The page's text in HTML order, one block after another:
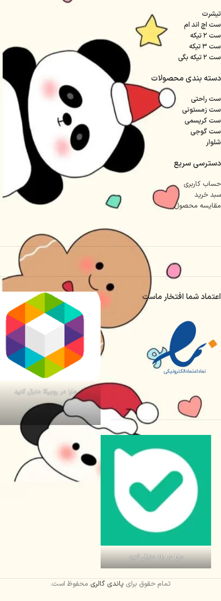
تیشرت
ست اچ اند ام
ست ۲ تیکه
ست ۳ تیکه
ست ۲ تیکه بگی
دسته بندی محصولات
ست راحتی
ست زمستونی
ست کریسمی
ست گوجی
شلوار
دسترسی سریع
حساب کاربری
سبد خرید
مقایسه محصول
اعتماد شما افتخار ماست
مارا در روبیکا دنبال کنید
مارا در بله دنبال کنید
تمام حقوق برای پاندی گالری محفوظ است.